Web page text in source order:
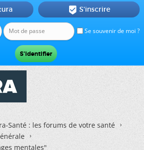
Se souvenir de moi ?
 S'inscrire
Santé : les forums de votre santé
mentales"